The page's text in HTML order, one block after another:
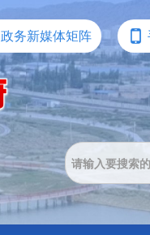
政务新媒体矩阵